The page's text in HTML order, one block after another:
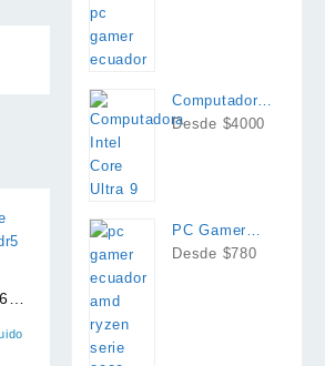
Computadora
Intel Core
Desde $4000
PC Gamer
AMD Ryzen
Desde $780